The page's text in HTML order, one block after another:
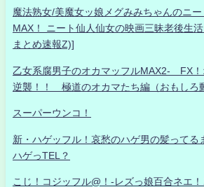
魔法熟女/美魔女ッ娘メグみみちゃんのニ
MAX！ ニート仙人仙女の映画三昧老後生
まとめ速報Z)]
乙女系腐男子のオカマッフルMAX2- FX！
逆襲！！ 極道のオカマたち編（おもしろ
スーパーウンコ！
新・ハゲッフル！哀愁のハゲ男の髪ってる
ハゲっTEL？
こじ！コジッフル@！-レズっ娘百合ネエ